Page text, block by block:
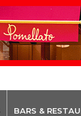
BARS &